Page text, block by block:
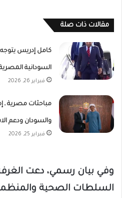
مقالات ذات صلة
كامل إدريس يتوجه
السودانية
فبراير 26, 2026
مباحثات مصرية ـ
والسودان ودعم
فبراير 25, 2026
وفي بيان رسمي، دعت
السلطات الصحية